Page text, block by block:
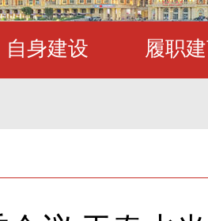
自身建设 履职